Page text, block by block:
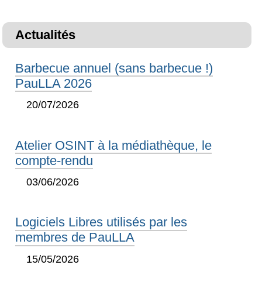
Actualités
Barbecue annuel (sans barbecue !)
PauLLA 2026
20/07/2026
Atelier OSINT à la médiathèque, le
compte-rendu
03/06/2026
Logiciels Libres utilisés par les
membres de PauLLA
15/05/2026